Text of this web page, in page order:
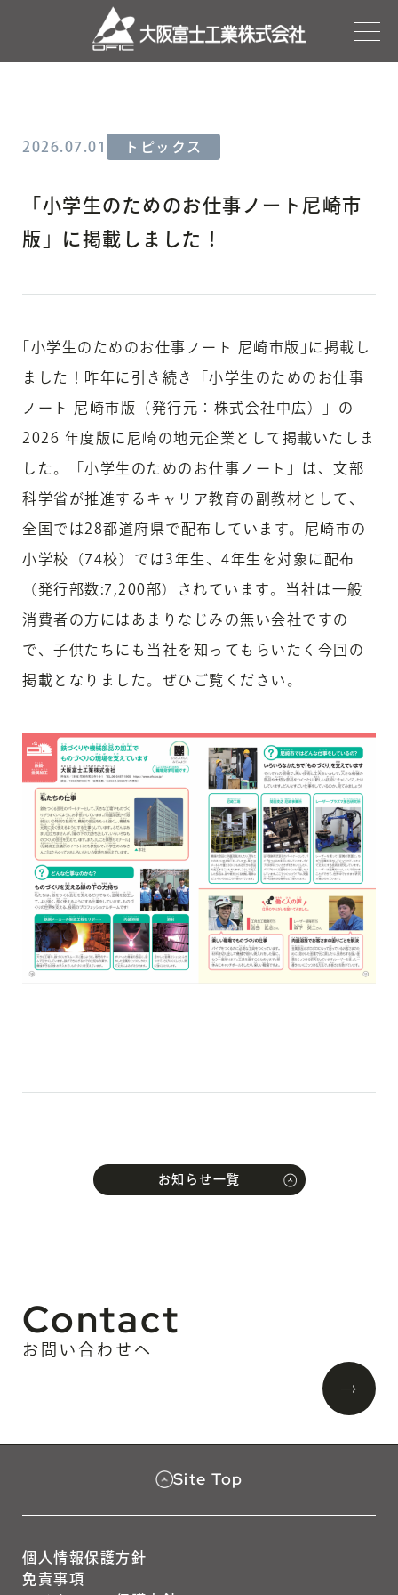
2026.07.01 トピックス
「小学生のためのお仕事ノート尼崎市
版」に掲載しました！
｢小学生のためのお仕事ノート 尼崎市版｣に掲載し
ました！昨年に引き続き「小学生のためのお仕事
ノート 尼崎市版（発行元：株式会社中広）」の
2026 年度版に尼崎の地元企業として掲載いたしま
した。「小学生のためのお仕事ノート」は、文部
科学省が推進するキャリア教育の副教材として、
全国では28都道府県で配布しています。尼崎市の
小学校（74校）では3年生、4年生を対象に配布
（発行部数:7,200部）されています。当社は一般
消費者の方にはあまりなじみの無い会社ですの
で、子供たちにも当社を知ってもらいたく今回の
掲載となりました。ぜひご覧ください。
お知らせ一覧
Contact
お問い合わせへ
Site Top
個人情報保護方針
免責事項